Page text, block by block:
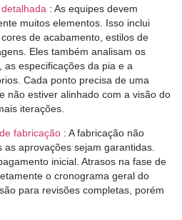
: As equipes devem
muitos elementos. Isso inclui
de acabamento, estilos de
Eles também analisam os
as especificações da pia e a
Cada ponto precisa de uma
não estiver alinhado com a visão do
iterações.
fabricação : A fabricação não
aprovações sejam garantidas.
inicial. Atrasos na fase de
o cronograma geral do
para revisões completas, porém